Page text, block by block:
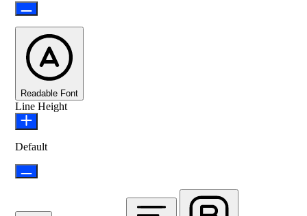
Readable Font
Line Height
Default